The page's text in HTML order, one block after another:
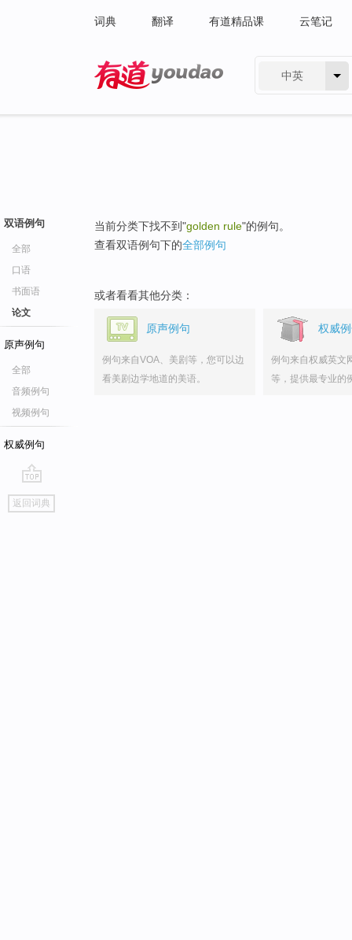
词典 翻译 有道精品课 云笔记
中英
双语例句
全部
口语
书面语
论文
原声例句
全部
音频例句
视频例句
权威例句
go
top
返回词典
当前分类下找不到"golden rule"的例句。
查看双语例句下的全部例句
或者看看其他分类：
原声例句
例句来自VOA、美剧等，您可以边
看美剧边学地道的美语。
权威
例句来自权威英文
等，提供最专业的